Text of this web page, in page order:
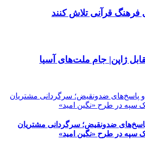
فرهنگ قرآنی تلاش کنند
ژاپن| جام ملت‌های آسیا
ضدونقیض؛ سرگردانی مشتریان
در طرح «نگین امید»